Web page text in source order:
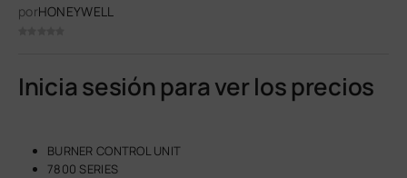
porHONEYWELL
Inicia sesión para ver los precios
BURNER CONTROL UNIT
7800 SERIES